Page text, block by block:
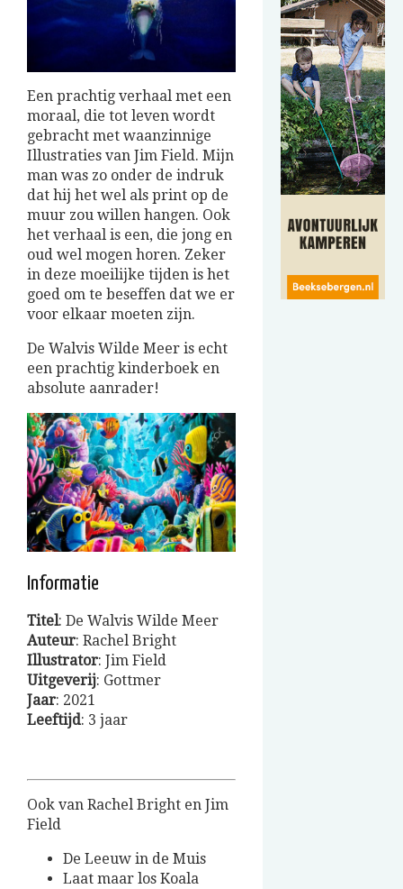
Een prachtig verhaal met een
moraal, die tot leven wordt
gebracht met waanzinnige
Illustraties van Jim Field. Mijn
man was zo onder de indruk
dat hij het wel als print op de
muur zou willen hangen. Ook
het verhaal is een, die jong en
oud wel mogen horen. Zeker
in deze moeilijke tijden is het
goed om te beseffen dat we er
voor elkaar moeten zijn.
De Walvis Wilde Meer is echt
een prachtig kinderboek en
absolute aanrader!
Informatie
Titel: De Walvis Wilde Meer
Auteur: Rachel Bright
Illustrator: Jim Field
Uitgeverij: Gottmer
Jaar: 2021
Leeftijd: 3 jaar
Ook van Rachel Bright en Jim
Field
De Leeuw in de Muis
Laat maar los Koala